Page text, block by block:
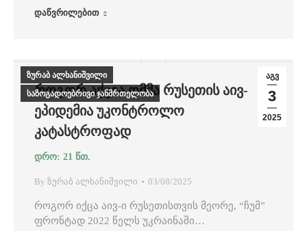
დაწვრილებით
აგვ
3
2025
ზურაბ ალხანიშვილი
საზოგადოებრივი ჯანმრთელობა
ᲠᲝᲒᲝᲠ ᲐᲥᲪᲘᲐ ᲝᲛᲛᲐ ᲠᲣᲡᲔᲗᲘᲡ ᲐᲘᲕ-
ᲔᲞᲘᲓᲔᲛᲘᲐ ᲣᲙᲝᲜᲢᲠᲝᲚᲝ
ᲙᲐᲢᲐᲡᲢᲠᲝᲤᲐᲓ
By ზურაბ ალხანიშვილი 03/08/2025
როგორ იქცა აივ-ი რუსეთისთვის მეორე, “ჩუმ”
ფრონტად 2022 წელს უკრაინაში…